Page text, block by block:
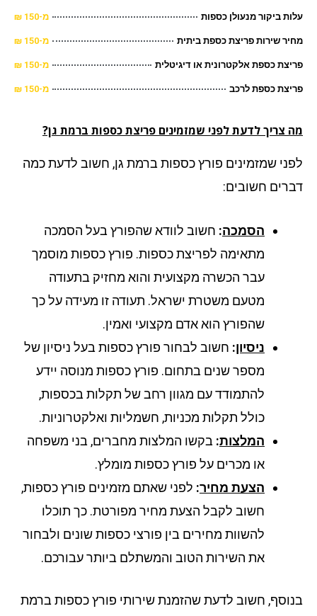
ביקור מנעולן כספות מ-150 ₪
שירות פריצת כספת ביתית מ-150 ₪
כספת אלקטרונית או דיגיטלית מ-150 ₪
כספת לרכב מ-150 ₪
צריך לדעת לפני שמזמינים פריצת כספות ברמת גן?
שמזמינים פורץ כספות ברמת גן, חשוב לדעת כמה
חשובים:
הסמכה:חשוב לוודא שהפורץ בעל הסמכה
מתאימה לפריצת כספות. פורץ כספות מוסמך
עבר הכשרה מקצועית והוא מחזיק בתעודה
מטעם משטרת ישראל. תעודה זו מעידה על כך
שהפורץ הוא אדם מקצועי ואמין.
ניסיון:חשוב לבחור פורץ כספות בעל ניסיון של
מספר שנים בתחום. פורץ כספות מנוסה יידע
להתמודד עם מגוון רחב של תקלות בכספות,
כולל תקלות מכניות, חשמליות ואלקטרוניות.
המלצות:בקשו המלצות מחברים, בני משפחה
או מכרים על פורץ כספות מומלץ.
הצעת מחיר:לפני שאתם מזמינים פורץ כספות,
חשוב לקבל הצעת מחיר מפורטת. כך תוכלו
להשוות מחירים בין פורצי כספות שונים ולבחור
את השירות הטוב והמשתלם ביותר עבורכם.
חשוב לדעת שהזמנת שירותי פורץ כספות ברמת